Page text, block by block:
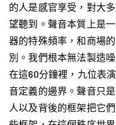
的人是感官享受，對大
望聽到。聲音本質上是
器的特殊頻率，和商場
別。我們根本無法製造
在這60分鐘裡，九位表
音定義的邊界。聲音只
人以及背後的框架把它